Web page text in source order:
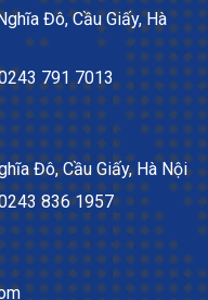
Đô, Cầu Giấy, Hà
791 7013
Đô, Cầu Giấy, Hà Nội
836 1957